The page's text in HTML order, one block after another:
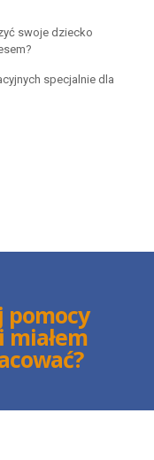
swoje dziecko
specjalnie dla
pomocy
miałem